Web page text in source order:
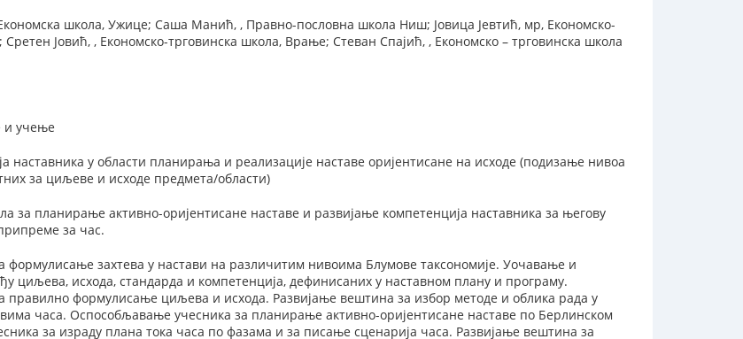
школа, Ужице; Саша Манић, , Правно-пословна школа Ниш; Јовица Јевтић, мр, Економско-
Јовић, , Економско-трговинска школа, Врање; Стеван Спајић, , Економско – трговинска школа
и учење
наставника у области планирања и реализације наставе оријентисане на исходе (подизање нивоа
за циљеве и исходе предмета/области)
за планирање активно-оријентисане наставе и развијање компетенција наставника за његову
за час.
формулисање захтева у настави на различитим нивоима Блумове таксономије. Уочавање и
циљева, исхода, стандарда и компетенција, дефинисаних у наставном плану и програму.
правилно формулисање циљева и исхода. Развијање вештина за избор методе и облика рада у
часа. Оспособљавање учесника за планирање активно-оријентисане наставе по Берлинском
за израду плана тока часа по фазама и за писање сценарија часа. Развијање вештина за